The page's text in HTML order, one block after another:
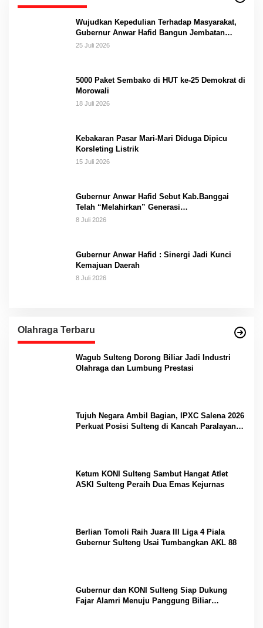
Wujudkan Kepedulian Terhadap Masyarakat,
Gubernur Anwar Hafid Bangun Jembatan
Gantung Masungkang dengan Dana Pribadi
25 Juli 2026
5000 Paket Sembako di HUT ke-25 Demokrat di
Morowali
18 Juli 2026
Kebakaran Pasar Mari-Mari Diduga Dipicu
Korsleting Listrik
15 Juli 2026
Gubernur Anwar Hafid Sebut Kab.Banggai
Telah “Melahirkan” Generasi…
8 Juli 2026
Gubernur Anwar Hafid : Sinergi Jadi Kunci
Kemajuan Daerah
8 Juli 2026
Olahraga Terbaru
Wagub Sulteng Dorong Biliar Jadi Industri
Olahraga dan Lumbung Prestasi
Tujuh Negara Ambil Bagian, IPXC Salena 2026
Perkuat Posisi Sulteng di Kancah Paralayang
Ketum KONI Sulteng Sambut Hangat Atlet
ASKI Sulteng Peraih Dua Emas Kejurnas
Berlian Tomoli Raih Juara III Liga 4 Piala
Gubernur Sulteng Usai Tumbangkan AKL 88
Gubernur dan KONI Sulteng Siap Dukung
Fajar Alamri Menuju Panggung Biliar